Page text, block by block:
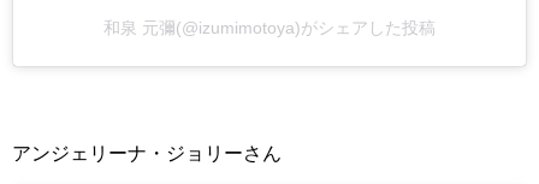
和泉 元彌(@izumimotoya)がシェアした投稿
アンジェリーナ・ジョリーさん